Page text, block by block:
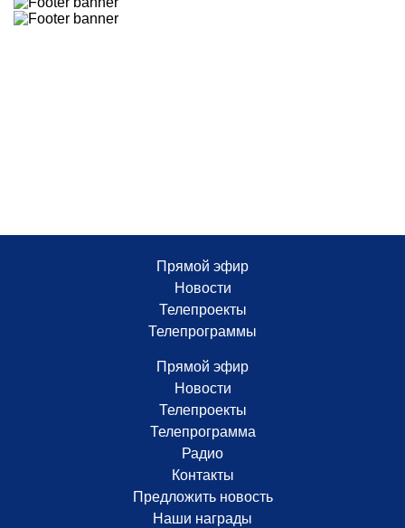
Среда, 21:52
градостроительного совета при губернаторе
Прямой эфир
Новости
Телепроекты
Телепрограммы
Прямой эфир
Новости
Телепроекты
Телепрограмма
Радио
Контакты
Предложить новость
Наши награды